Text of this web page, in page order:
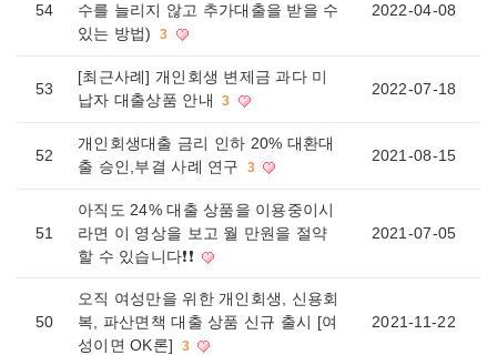
54
수를 늘리지 않고 추가대출을 받을 수
있는 방법)
3
2022-04-08
53
[최근사례] 개인회생 변제금 과다 미
납자 대출상품 안내
3
2022-07-18
52
개인회생대출 금리 인하 20% 대환대
출 승인,부결 사례 연구
3
2021-08-15
51
아직도 24% 대출 상품을 이용중이시
라면 이 영상을 보고 월 만원을 절약
할 수 있습니다❗❗
2021-07-05
50
오직 여성만을 위한 개인회생, 신용회
복, 파산면책 대출 상품 신규 출시 [여
성이면 OK론]
3
2021-11-22